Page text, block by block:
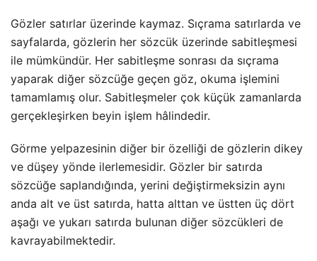
Gözler satırlar üzerinde kaymaz. Sıçrama satırlarda ve
sayfalarda, gözlerin her sözcük üzerinde sabitleşmesi
ile mümkündür. Her sabitleşme sonrası da sıçrama
yaparak diğer sözcüğe geçen göz, okuma işlemini
tamamlamış olur. Sabitleşmeler çok küçük zamanlarda
gerçekleşirken beyin işlem hâlindedir.
Görme yelpazesinin diğer bir özelliği de gözlerin dikey
ve düşey yönde ilerlemesidir. Gözler bir satırda
sözcüğe saplandığında, yerini değiştirmeksizin aynı
anda alt ve üst satırda, hatta alttan ve üstten üç dört
aşağı ve yukarı satırda bulunan diğer sözcükleri de
kavrayabilmektedir.